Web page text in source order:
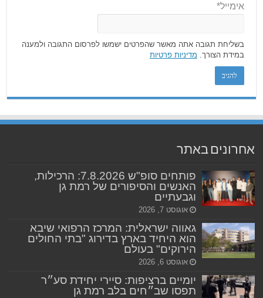
אימייל*
בשליחת תגובה אתה מאשר שהפרטים ישמשו לפרסום התגובה ולמענה
במידת הצורך. מדיניות פרטיות
אחרונים באתר
פותחים סופ"ש 7.8.2026: הרכילות,
האנשים והסיפורים של רמת גן
וגבעתיים
אוגוסט 7, 2026
גאווה ישראלית: המרכז הרפואי שיבא
הוא היחיד בארץ בדירוג "בתי החולים
הירוקים" בעולם
אוגוסט 6, 2026
יומיים ברציפות: סיירי יחידת סע״ר
תפסו שב״חים בלב רמת גן